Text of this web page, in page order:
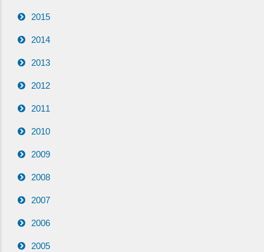
2015
2014
2013
2012
2011
2010
2009
2008
2007
2006
2005